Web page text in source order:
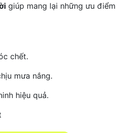
giúp mang lại những ưu
chết.
mưa nắng.
hiệu quả.